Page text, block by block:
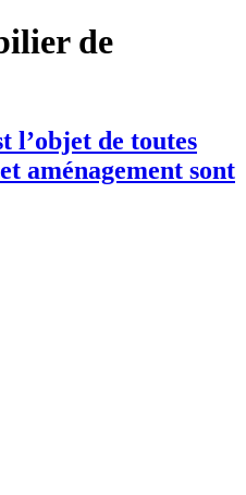
de
l’objet de toutes
aménagement sont